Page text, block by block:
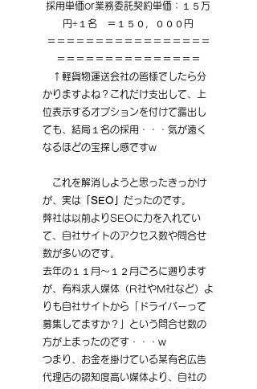
採用単価or業務委託契約単価：１５万
円÷１名　＝１５０，０００円
＝＝＝＝＝＝＝＝＝＝＝＝＝＝＝＝＝
＝＝＝＝＝＝＝＝＝＝＝＝＝＝＝
↑軽貨物運送会社の皆様でしたら分
かりますよね？これだけ支出して、上
位表示するオプションを付けて露出し
ても、結局１名の採用・・・気が遠く
なるほどの宝探し感ですw
これを解消しようと思ったきっかけ
が、実は 「SEO」 だったのです。
弊社は以前よりSEOに力を入れてい
て、自社サイトのアクセス数や問合せ
数が多いのです。
去年の１１月〜１２月ごろに遡ります
が、有料求人媒体（R社やM社など）よ
りも自社サイトから「ドライバーって
募集してますか？」という問合せ数の
方が上まったのです・・・w
つまり、お金を掛けている某有名広告
代理店の認知度高い媒体より、自社の